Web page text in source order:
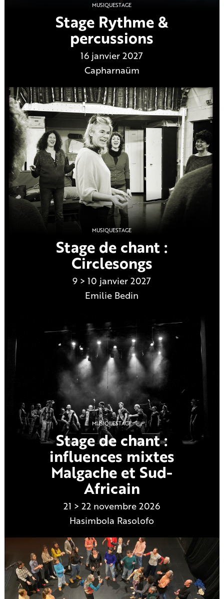
MUSIQUESTAGE
Stage Rythme &
percussions
16 janvier 2027
Capharnaüm
MUSIQUESTAGE
Stage de chant :
Circlesongs
9 > 10 janvier 2027
Emilie Bedin
MUSIQUESTAGE
Stage de chant :
influences mixtes
Malgache et Sud-
Africain
21 > 22 novembre 2026
Hasimbola Rasolofo